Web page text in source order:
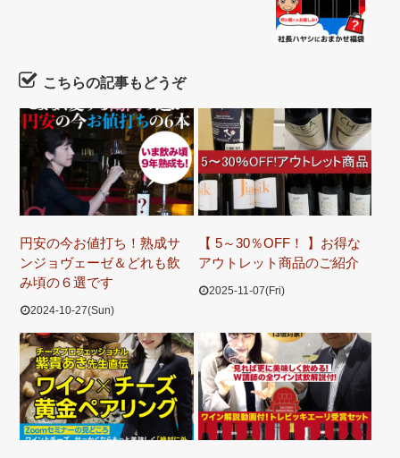
こちらの記事もどうぞ
円安の今お値打ち！熟成サ
ンジョヴェーゼ＆どれも飲
み頃の６選です
2024-10-27(Sun)
【 5～30％OFF！ 】お得な
アウトレット商品のご紹介
2025-11-07(Fri)